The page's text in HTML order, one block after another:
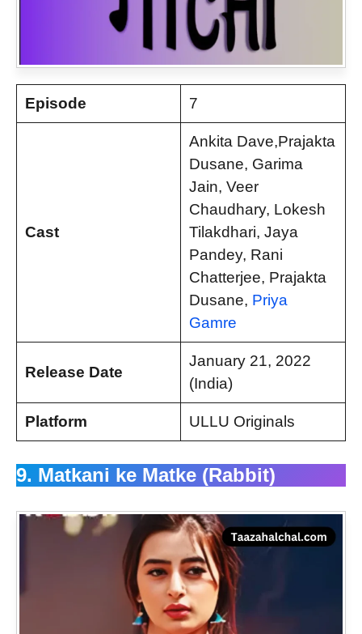
Episode 7
Cast
Ankita Dave,Prajakta
Dusane, Garima
Jain, Veer
Chaudhary, Lokesh
Tilakdhari, Jaya
Pandey, Rani
Chatterjee, Prajakta
Dusane, Priya
Gamre
Release Date
January 21, 2022
(India)
Platform ULLU Originals
9. Matkani ke Matke (Rabbit)